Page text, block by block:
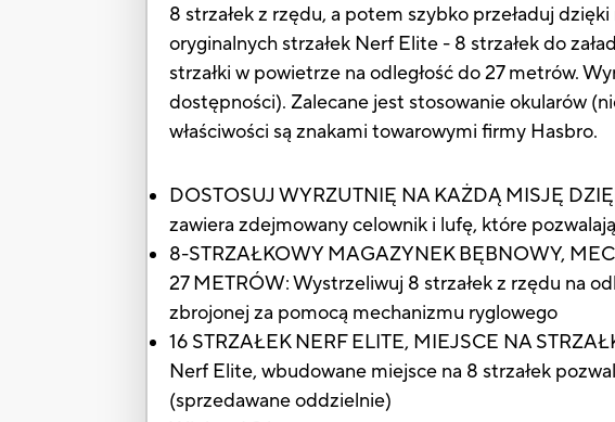
8 strzałek z rzędu, a potem szybko przeładuj
oryginalnych strzałek Nerf Elite - 8 strzałek do
strzałki w powietrze na odległość do 27 metrów.
dostępności). Zalecane jest stosowanie okularów
właściwości są znakami towarowymi firmy Hasbro.
DOSTOSUJ WYRZUTNIĘ NA KAŻDĄ MISJĘ
zawiera zdejmowany celownik i lufę, które
8-STRZAŁKOWY MAGAZYNEK BĘBNOWY,
27 METRÓW: Wystrzeliwuj 8 strzałek z rzędu na
zbrojonej za pomocą mechanizmu ryglowego
16 STRZAŁEK NERF ELITE, MIEJSCE NA
Nerf Elite, wbudowane miejsce na 8 strzałek
(sprzedawane oddzielnie)